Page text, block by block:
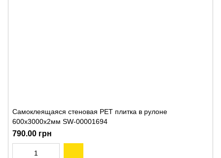
Самоклеящаяся стеновая PET плитка в рулоне
600х3000х2мм SW-00001694
790.00 грн